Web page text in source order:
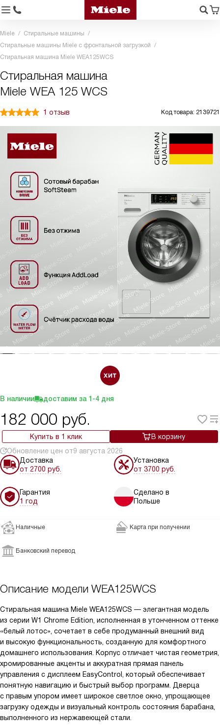
Miele
Стиральные машины
Стиральные машины Miele с фронтальной загрузкой
Стиральная машина Miele WEA125WCS
Стиральная машина
Miele WEA 125 WCS
1 отзыв Код товара: 2139721
В наличии доставим за 1-4 дня
182 000 руб.
Купить в 1 клик
В корзину
Обновление цен от9 августа 2026
Доставка
от 2700 руб.
Установка
от 3700 руб.
Гарантия
1 год
Сделано в
Польше
Наличные Карта при получении
Банковский перевод
Описание модели WEA125WCS
Стиральная машина Miele WEA125WCS — элегантная модель
из серии W1 Chrome Edition, исполненная в утонченном оттенке
«белый лотос», сочетает в себе продуманный внешний вид
и высокую функциональность, созданную для комфортного
домашнего использования. Корпус отличает чистая геометрия,
хромированные акценты и аккуратная прямая панель
управления с дисплеем EasyControl, который обеспечивает
понятную навигацию и быстрый выбор программ. Дверца
с правым упором имеет широкое светлое окно, упрощающее
загрузку одежды и визуальный контроль состояния барабана,
выполненного из нержавеющей стали.